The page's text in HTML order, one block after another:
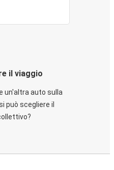
il viaggio
un'altra auto sulla
può scegliere il